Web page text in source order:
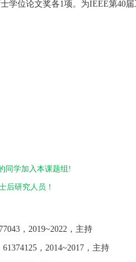
学位论文奖各1项。为IEEE第40届
同学加入本课题组 !
后研究人员！
， 2019~2022 ，主持
61374125 ， 2014~2017 ，主持